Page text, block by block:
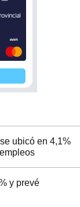
ubicó en 4,1%
y prevé